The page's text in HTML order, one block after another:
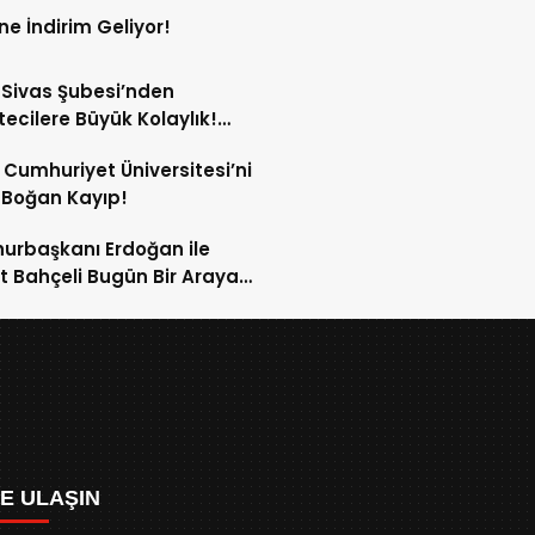
İndirim Geliyor!
Sivas Şubesi’nden
Büyük Kolaylık!
Girdi!
Üniversitesi’ni
Kayıp!
Erdoğan ile
Bahçeli Bugün Bir Araya
ULAŞIN